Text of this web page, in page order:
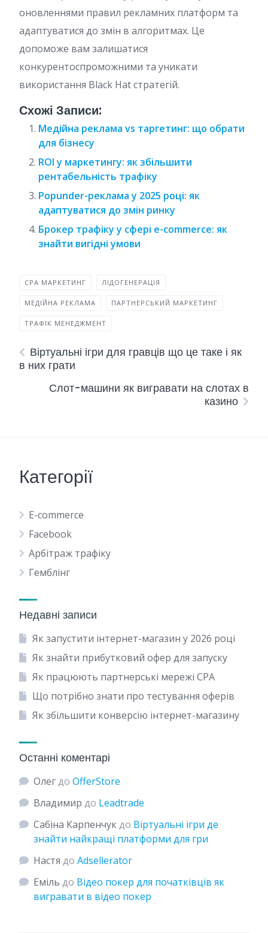
оновленнями правил рекламних платформ та
адаптуватися до змін в алгоритмах. Це
допоможе вам залишатися
конкурентоспроможними та уникати
використання Black Hat стратегій.
Схожі Записи:
Медійна реклама vs таргетинг: що обрати
для бізнесу
ROI у маркетингу: як збільшити
рентабельність трафіку
Popunder-реклама у 2025 році: як
адаптуватися до змін ринку
Брокер трафіку у сфері e-commerce: як
знайти вигідні умови
CPA МАРКЕТИНГ ЛІДОГЕНЕРАЦІЯ
МЕДІЙНА РЕКЛАМА ПАРТНЕРСЬКИЙ МАРКЕТИНГ
ТРАФІК МЕНЕДЖМЕНТ
Віртуальні ігри для гравців що це таке і як
в них грати
Слот-машини як вигравати на слотах в
казино
Категорії
E-commerce
Facebook
Арбітраж трафіку
Гемблінг
Недавні записи
Як запустити інтернет-магазин у 2026 році
Як знайти прибутковий офер для запуску
Як працюють партнерські мережі CPA
Що потрібно знати про тестування оферів
Як збільшити конверсію інтернет-магазину
Останні коментарі
Олегдо OfferStore
Владимир до Leadtrade
Сабіна Карпенчук до Віртуальні ігри де
знайти найкращі платформи для гри
Настя до Adsellerator
Еміль до Відео покер для початківців як
вигравати в відео покер